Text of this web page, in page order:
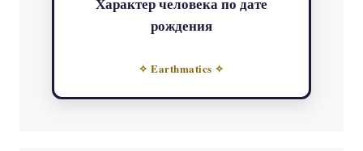
рождения
✧ Earthmatics ✧